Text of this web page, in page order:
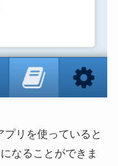
リを使っていると
なることができま